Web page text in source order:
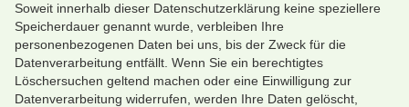
Soweit innerhalb dieser Datenschutzerklärung keine speziellere
Speicherdauer genannt wurde, verbleiben Ihre
personenbezogenen Daten bei uns, bis der Zweck für die
Datenverarbeitung entfällt. Wenn Sie ein berechtigtes
Löschersuchen geltend machen oder eine Einwilligung zur
Datenverarbeitung widerrufen, werden Ihre Daten gelöscht,